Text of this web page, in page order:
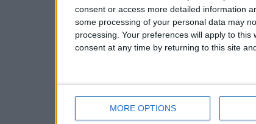
consent or access more detailed information
some processing of your personal data may
processing. Your preferences will apply to
consent at any time by returning to this site
MORE OPTIONS